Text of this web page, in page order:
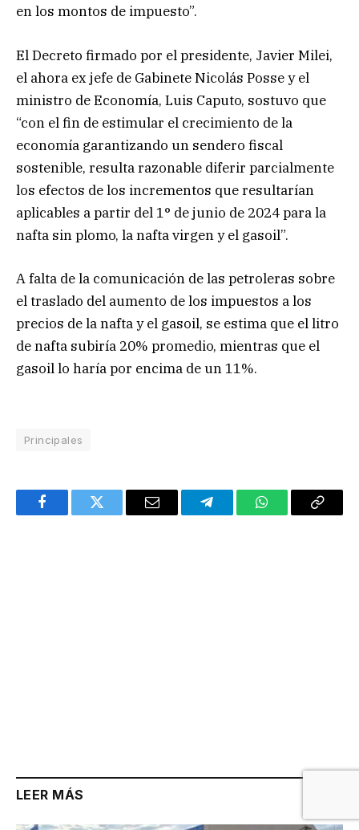
en los montos de impuesto”.
El Decreto firmado por el presidente, Javier Milei,
el ahora ex jefe de Gabinete Nicolás Posse y el
ministro de Economía, Luis Caputo, sostuvo que
“con el fin de estimular el crecimiento de la
economía garantizando un sendero fiscal
sostenible, resulta razonable diferir parcialmente
los efectos de los incrementos que resultarían
aplicables a partir del 1° de junio de 2024 para la
nafta sin plomo, la nafta virgen y el gasoil”.
A falta de la comunicación de las petroleras sobre
el traslado del aumento de los impuestos a los
precios de la nafta y el gasoil, se estima que el litro
de nafta subiría 20% promedio, mientras que el
gasoil lo haría por encima de un 11%.
Principales
FacebookTwitter Email TelegramWhatsAppCopy
LEER MÁS